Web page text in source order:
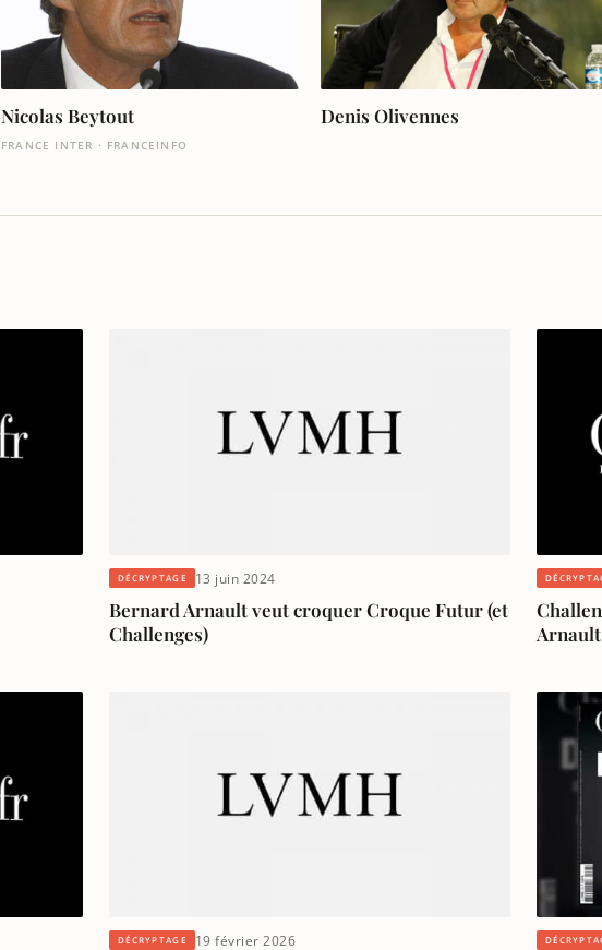
Nicolas Beytout
FRANCE INTER · FRANCEINFO
Denis Olivennes
DÉCRYPTAGE 13 juin 2024
Bernard Arnault veut croquer Croque Futur (et
Challenges)
DÉCRYPTAGE 19 février 2026